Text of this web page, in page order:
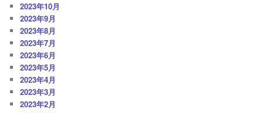
2023年10月
2023年9月
2023年8月
2023年7月
2023年6月
2023年5月
2023年4月
2023年3月
2023年2月